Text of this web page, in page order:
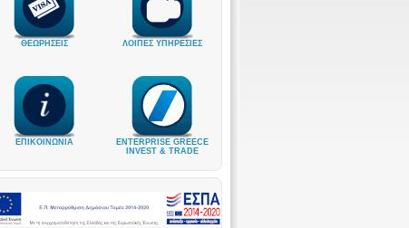
ΘΕΩΡΗΣΕΙΣ ΛΟΙΠΕΣ ΥΠΗΡΕΣΙΕΣ
ΕΠΙΚΟΙΝΩΝΙΑ
ENTERPRISE GREECE
INVEST & TRADE